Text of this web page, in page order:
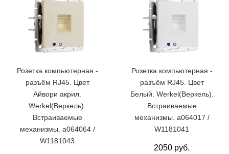
Розетка компьютерная -
разъём RJ45. Цвет
Айвори акрил.
Werkel(Веркель).
Встраиваемые
механизмы. a064064 /
W1181043
Розетка компьютерная -
разъём RJ45. Цвет
Белый. Werkel(Веркель).
Встраиваемые
механизмы. a064017 /
W1181041
2050 руб.